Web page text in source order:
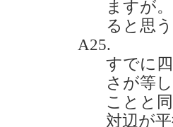
ますが
ると思
A25.
すでに
さが等
ことと
対辺が